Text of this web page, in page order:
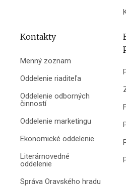
Kontakty
Menný zoznam
Oddelenie riaditeľa
Oddelenie odborných
činností
Oddelenie marketingu
Ekonomické oddelenie
Literárnovedné
oddelenie
Správa Oravského hradu